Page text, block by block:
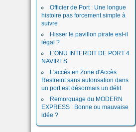
Officier de Port : Une longue
histoire pas forcement simple à
suivre
Hisser le pavillon pirate est-il
légal ?
L'ONU INTERDIT DE PORT 4
NAVIRES
L'accès en Zone d'Accès
Restreint sans autorisation dans
un port est désormais un délit
Remorquage du MODERN
EXPRESS : Bonne ou mauvaise
idée ?